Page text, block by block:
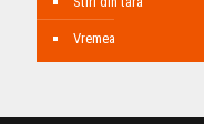
Vremea